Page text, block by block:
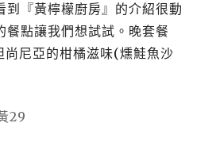
到『黃檸檬廚房』的介紹很動
餐點讓我們想試試。晚套餐
尚尼亞的柑橘滋味(燻鮭魚沙